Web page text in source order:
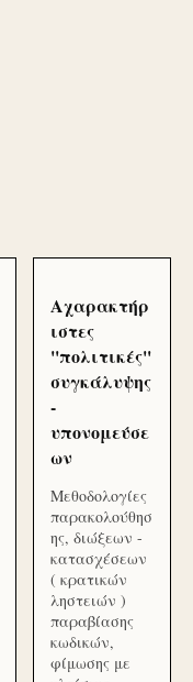
Αχαρακτήρ
ιστες
''πολιτικές''
συγκάλυψης
-
υπονομεύσε
ων
Μεθοδολογίες
παρακολούθησ
ης, διώξεων -
κατασχέσεων
( κρατικών
ληστειών )
παραβίασης
κωδικών,
φίμωσης με